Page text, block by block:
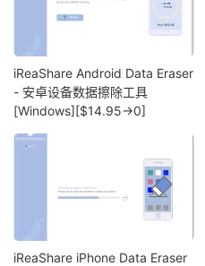
iReaShare Android Data Eraser
- 安卓设备数据擦除工具
[Windows][$14.95→0]
iReaShare iPhone Data Eraser